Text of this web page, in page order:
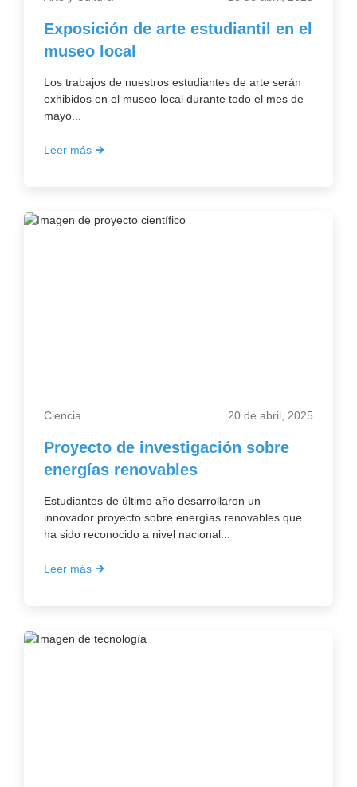
Exposición de arte estudiantil en el
museo local
Los trabajos de nuestros estudiantes de arte serán
exhibidos en el museo local durante todo el mes de
mayo...
Leer más
Ciencia 20 de abril, 2025
Proyecto de investigación sobre
energías renovables
Estudiantes de último año desarrollaron un
innovador proyecto sobre energías renovables que
ha sido reconocido a nivel nacional...
Leer más